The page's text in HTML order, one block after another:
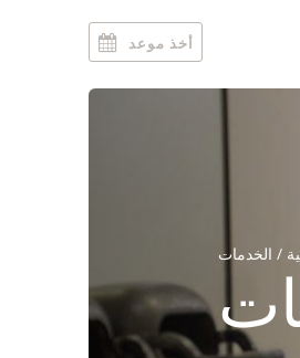
أخذ موعد
/ الخدمات